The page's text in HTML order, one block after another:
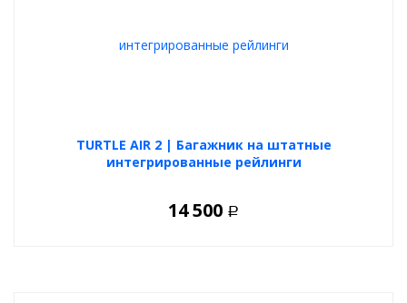
TURTLE AIR 2 | Багажник на штатные
интегрированные рейлинги
14 500 Р